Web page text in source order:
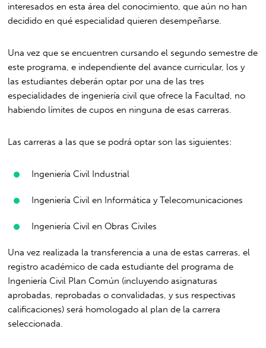
interesados en esta área del conocimiento, que aún no han
decidido en qué especialidad quieren desempeñarse.
Una vez que se encuentren cursando el segundo semestre de
este programa, e independiente del avance curricular, los y
las estudiantes deberán optar por una de las tres
especialidades de ingeniería civil que ofrece la Facultad, no
habiendo límites de cupos en ninguna de esas carreras.
Las carreras a las que se podrá optar son las siguientes:
Ingeniería Civil Industrial
Ingeniería Civil en Informática y Telecomunicaciones
Ingeniería Civil en Obras Civiles
Una vez realizada la transferencia a una de estas carreras, el
registro académico de cada estudiante del programa de
Ingeniería Civil Plan Común (incluyendo asignaturas
aprobadas, reprobadas o convalidadas, y sus respectivas
calificaciones) será homologado al plan de la carrera
seleccionada.